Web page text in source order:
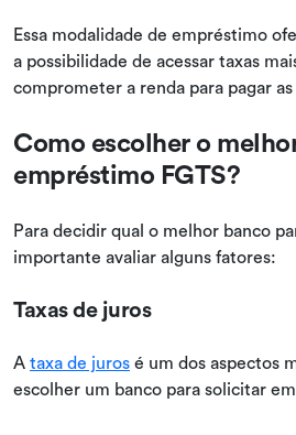
Essa modalidade de empréstimo
a possibilidade de acessar taxas
comprometer a renda para pagar
Como escolher o
empréstimo FGTS?
Para decidir qual o melhor banco
importante avaliar alguns fatores:
Taxas de juros
A taxa de juros é um dos aspectos
escolher um banco para solicitar